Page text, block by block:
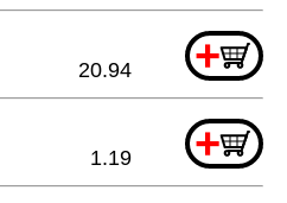
+
20.94
+
1.19